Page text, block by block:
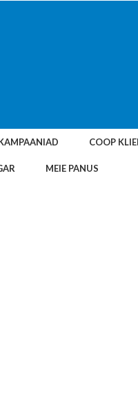
COOP
MEIE PANUS